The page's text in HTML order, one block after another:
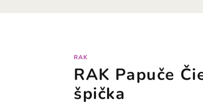
RAK
RAK Papuče
špička